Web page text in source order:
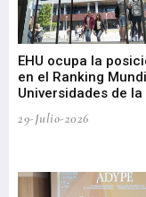
EHU ocupa la
en el Ranking
Universidades de la
29-Julio-2026